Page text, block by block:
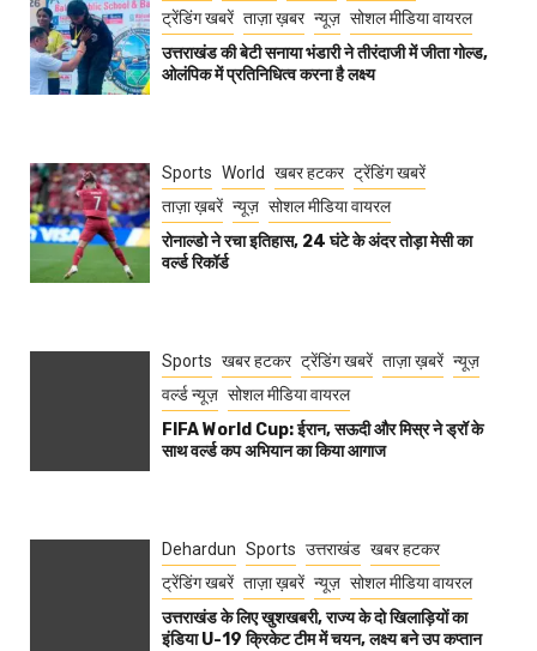
ट्रेंडिंग खबरें ताज़ा ख़बर न्यूज़ सोशल मीडिया वायरल
उत्तराखंड की बेटी सनाया भंडारी ने तीरंदाजी में जीता गोल्ड,
ओलंपिक में प्रतिनिधित्व करना है लक्ष्य
Sports World खबर हटकर ट्रेंडिंग खबरें
ताज़ा ख़बरें न्यूज़ सोशल मीडिया वायरल
रोनाल्डो ने रचा इतिहास, 24 घंटे के अंदर तोड़ा मेसी का
वर्ल्ड रिकॉर्ड
Sports खबर हटकर ट्रेंडिंग खबरें ताज़ा ख़बरें न्यूज़
वर्ल्ड न्यूज़ सोशल मीडिया वायरल
FIFA World Cup: ईरान, सऊदी और मिस्र ने ड्रॉ के
साथ वर्ल्ड कप अभियान का किया आगाज
Dehardun Sports उत्तराखंड खबर हटकर
ट्रेंडिंग खबरें ताज़ा ख़बरें न्यूज़ सोशल मीडिया वायरल
उत्तराखंड के लिए खुशखबरी, राज्य के दो खिलाड़ियों का
इंडिया U-19 क्रिकेट टीम में चयन, लक्ष्य बने उप कप्तान